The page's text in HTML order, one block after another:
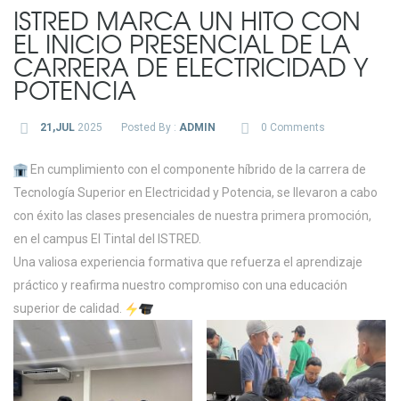
ISTRED MARCA UN HITO CON
EL INICIO PRESENCIAL DE LA
CARRERA DE ELECTRICIDAD Y
POTENCIA
21,JUL2025 Posted By : ADMIN 0 Comments
En cumplimiento con el componente híbrido de la carrera de
Tecnología Superior en Electricidad y Potencia, se llevaron a cabo
con éxito las clases presenciales de nuestra primera promoción,
en el campus El Tintal del ISTRED.
Una valiosa experiencia formativa que refuerza el aprendizaje
práctico y reafirma nuestro compromiso con una educación
superior de calidad.